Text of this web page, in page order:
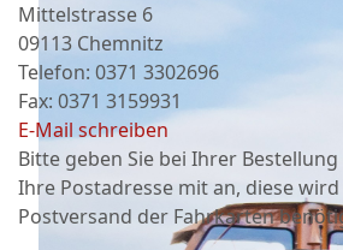
Mittelstrasse 6
09113 Chemnitz
Telefon: 0371 3302696
Fax: 0371 3159931
E-Mail schreiben
Bitte geben Sie bei Ihrer
Ihre Postadresse mit an, diese
Postversand der Fahrkarten